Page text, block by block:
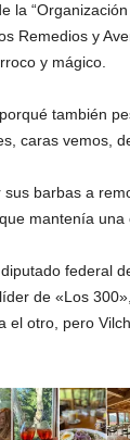
“Organización
Remedios y
y mágico.
también
caras vemos,
barbas a
mantenía una
federal
de «Los
otro, pero